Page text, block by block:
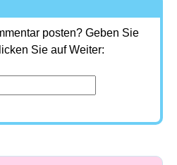
posten? Geben Sie
Sie auf Weiter: